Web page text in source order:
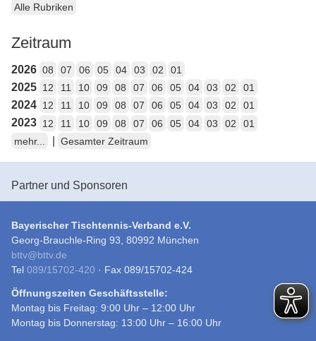
Alle Rubriken
Zeitraum
2026 08 07 06 05 04 03 02 01
2025 12 11 10 09 08 07 06 05 04 03 02 01
2024 12 11 10 09 08 07 06 05 04 03 02 01
2023 12 11 10 09 08 07 06 05 04 03 02
01
mehr...
Gesamter Zeitraum
Partner und Sponsoren
Bayerischer Tischtennis-Verband e.V.
Georg-Brauchle-Ring 93, 80992 München
bttv@bttv.de
Tel 089/15702-420 · Fax 089/15702-424
Öffnungszeiten Geschäftsstelle:
Montag bis Freitag: 9:00 Uhr – 12:00 Uhr
Montag bis Donnerstag: 13:00 Uhr – 16:00 Uhr